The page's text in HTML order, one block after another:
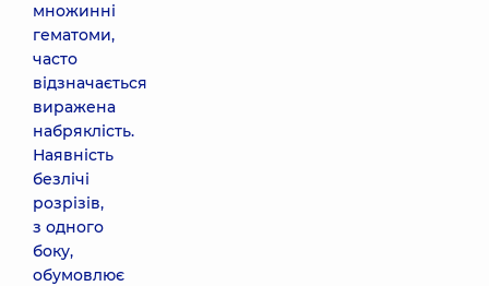
множинні
гематоми,
часто
відзначається
виражена
набряклість.
Наявність
безлічі
розрізів,
з одного
боку,
обумовлює